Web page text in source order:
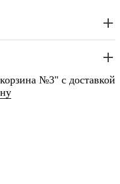
№3" с доставкой